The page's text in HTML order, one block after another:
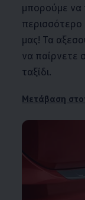
μπορούμε να
μας! Τα
να παίρνετε
ταξίδι.
Μετάβαση